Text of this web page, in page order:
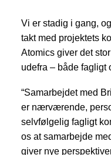
Vi er stadig i gang,
takt med projektets
Atomics giver det
udefra – både fagligt
“Samarbejdet med
er nærværende,
selvfølgelig fagligt
os at samarbejde
giver nye